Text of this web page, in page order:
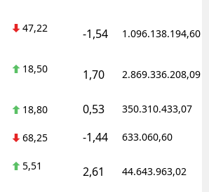
47,22 -1,54 1.096.138.194,60
18,50 1,70 2.869.336.208,09
18,80 0,53 350.310.433,07
68,25 -1,44 633.060,60
5,51 2,61 44.643.963,02